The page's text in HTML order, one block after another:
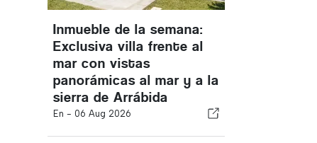
Inmueble de la semana:
Exclusiva villa frente al
mar con vistas
panorámicas al mar y a la
sierra de Arrábida
En - 06 Aug 2026